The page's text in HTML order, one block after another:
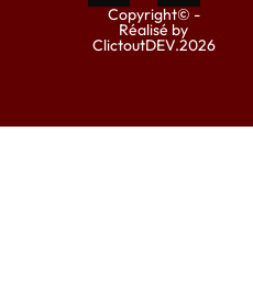
Copyright© -
Réalisé by
ClictoutDEV.2026